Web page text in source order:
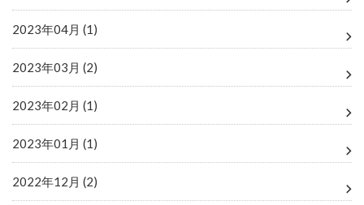
2023年04月 (1)
2023年03月 (2)
2023年02月 (1)
2023年01月 (1)
2022年12月 (2)